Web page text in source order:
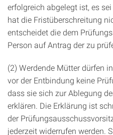
erfolgreich abgelegt ist, es
hat die Fristüberschreitung
entscheidet die dem
Person auf Antrag der zu
(2) Werdende Mütter dürfen
vor der Entbindung keine
dass sie sich zur Ablegung
erklären. Die Erklärung ist
der
jederzeit widerrufen werden.